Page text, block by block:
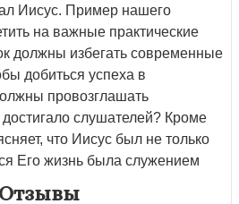
Иисус. Пример нашего
на важные практические
должны избегать современные
добиться успеха в
провозглашать
слушателей? Кроме
что Иисус был не только
Его жизнь была служением
Отзывы